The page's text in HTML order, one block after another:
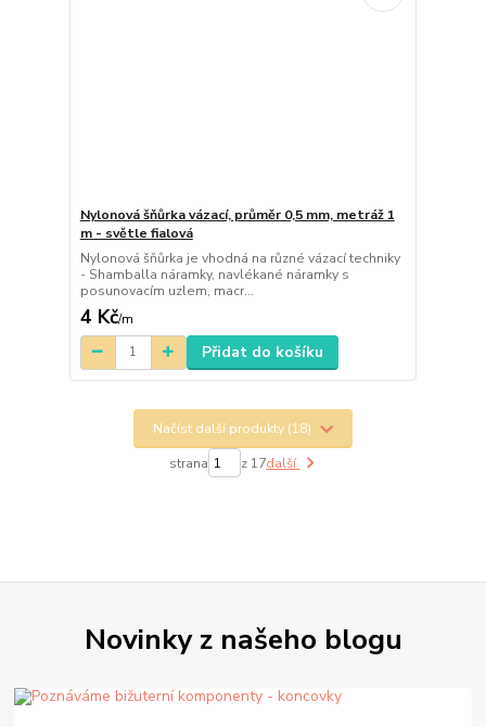
Nylonová šňůrka vázací, průměr 0,5 mm, metráž 1
m - světle fialová
Nylonová šňůrka je vhodná na různé vázací techniky
- Shamballa náramky, navlékané náramky s
posunovacím uzlem, macr...
4 Kč/m
Přidat do košíku
Načíst další produkty (18)
strana z 17další
Novinky z našeho blogu